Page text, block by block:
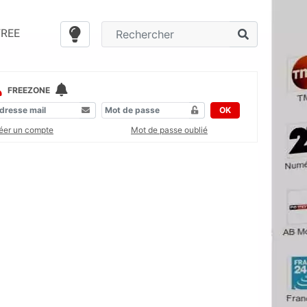
FREEZONE
OK
un compte
Mot de passe oublié